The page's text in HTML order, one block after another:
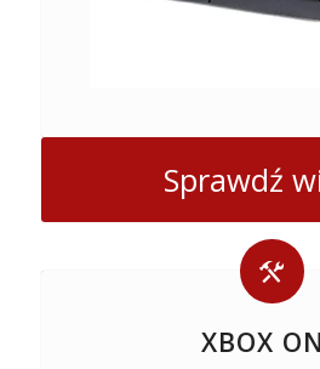
Sprawdź
XBOX